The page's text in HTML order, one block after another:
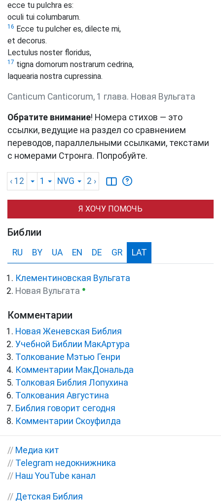
ecce tu pulchra es:
oculi tui columbarum.
16 Ecce tu pulcher es, dilecte mi,
et decorus.
Lectulus noster floridus,
17 tigna domorum nostrarum cedrina,
laquearia nostra cupressina.
Canticum Canticorum, 1 глава. Новая Вульгата
Обратите внимание! Номера стихов — это
ссылки, ведущие на раздел со сравнением
переводов, параллельными ссылками, текстами
с номерами Стронга. Попробуйте.
‹ 12 1 NVG 2 ›
Я ХОЧУ ПОМОЧЬ
Библии
RU BY UA EN DE GR LAT
Клементиновская Вульгата
Новая Вульгата ●
Комментарии
Новая Женевская Библия
Учебной Библии МакАртура
Толкование Мэтью Генри
Комментарии МакДональда
Толковая Библия Лопухина
Толкования Августина
Библия говорит сегодня
Комментарии Скоуфилда
// Медиа кит
// Telegram недокнижника
// Наш YouTube канал
// Детская Библия